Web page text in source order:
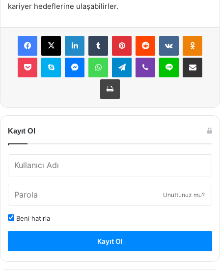
kariyer hedeflerine ulaşabilirler.
Facebook
X LinkedInTumblr PinterestReddit VKontakte
Pocket Skype MessengerWhatsAppTelegramViber Line E-Posta ile
Yazdır
Kayıt Ol
Unuttunuz mu?
Beni hatırla
Kayıt Ol